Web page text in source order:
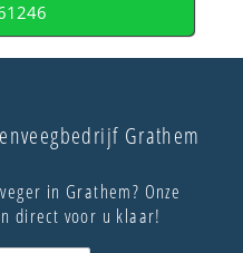
Grathem
in Grathem? Onze
direct voor u klaar!